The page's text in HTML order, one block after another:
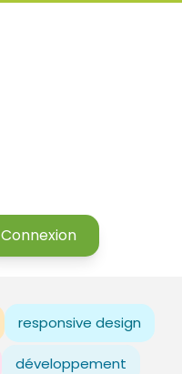
Connexion
responsive design
développement